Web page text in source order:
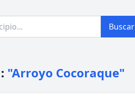
Buscar
"Arroyo Cocoraque"